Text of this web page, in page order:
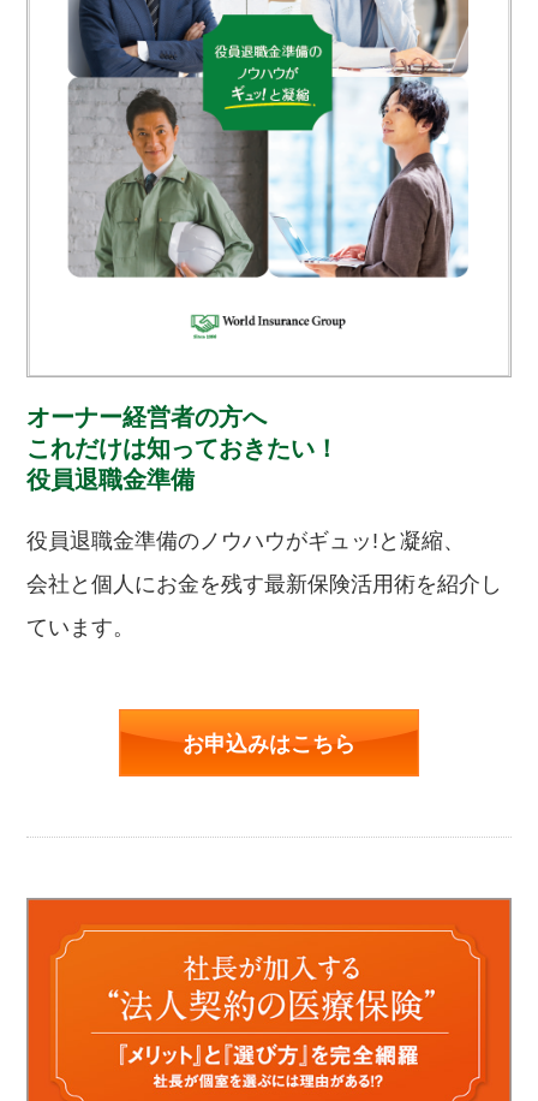
オーナー経営者の方へ
これだけは知っておきたい！
役員退職金準備
役員退職金準備のノウハウがギュッ!と凝縮、
会社と個人にお金を残す最新保険活用術を紹介し
ています。
お申込みはこちら